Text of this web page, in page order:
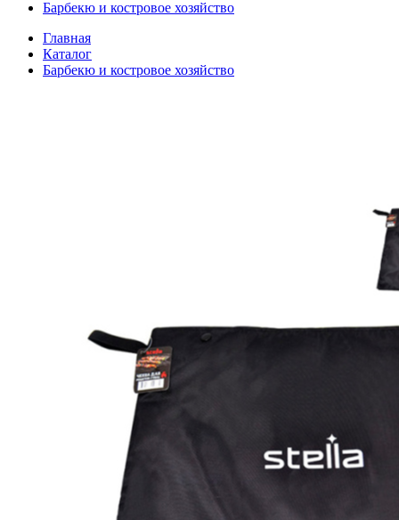
Барбекю и костровое хозяйство
Главная
Каталог
Барбекю и костровое хозяйство